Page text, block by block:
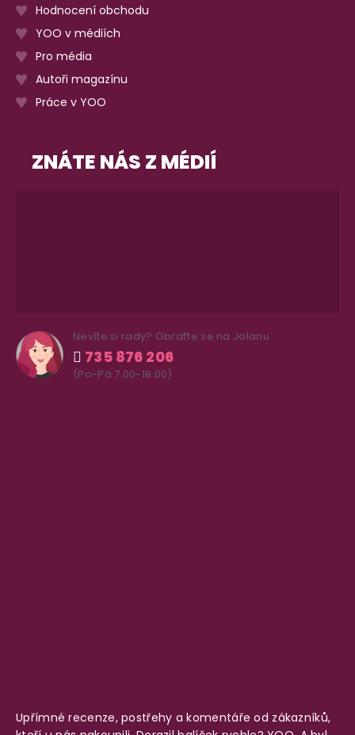
Hodnocení obchodu
YOO v médiích
Pro média
Autoři magazínu
Práce v YOO
ZNÁTE NÁS Z MÉDIÍ
Nevíte si rady? Obraťte se na Jolanu
735 876 206
(Po-Pá 7.00-18.00)
Upřímné recenze, postřehy a komentáře od zákazníků,